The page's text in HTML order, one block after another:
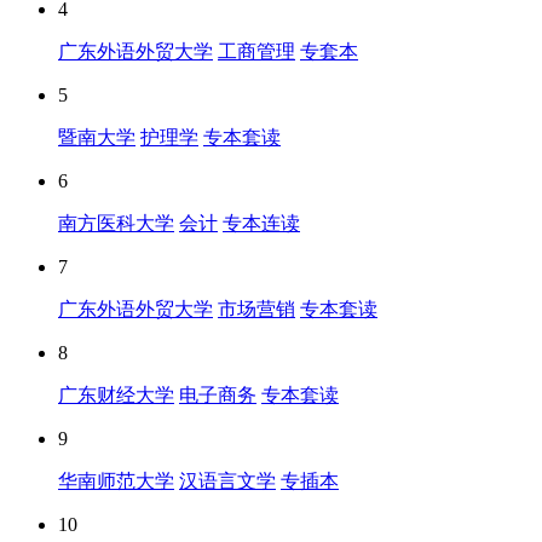
4
广东外语外贸大学 工商管理 专套本
5
暨南大学 护理学 专本套读
6
南方医科大学 会计 专本连读
7
广东外语外贸大学 市场营销 专本套读
8
广东财经大学 电子商务 专本套读
9
华南师范大学 汉语言文学 专插本
10